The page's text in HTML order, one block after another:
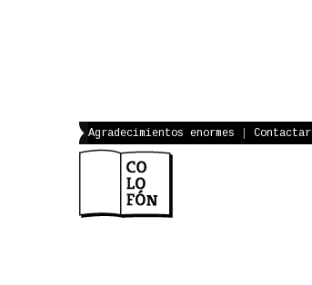
Agradecimientos enormes Contactar